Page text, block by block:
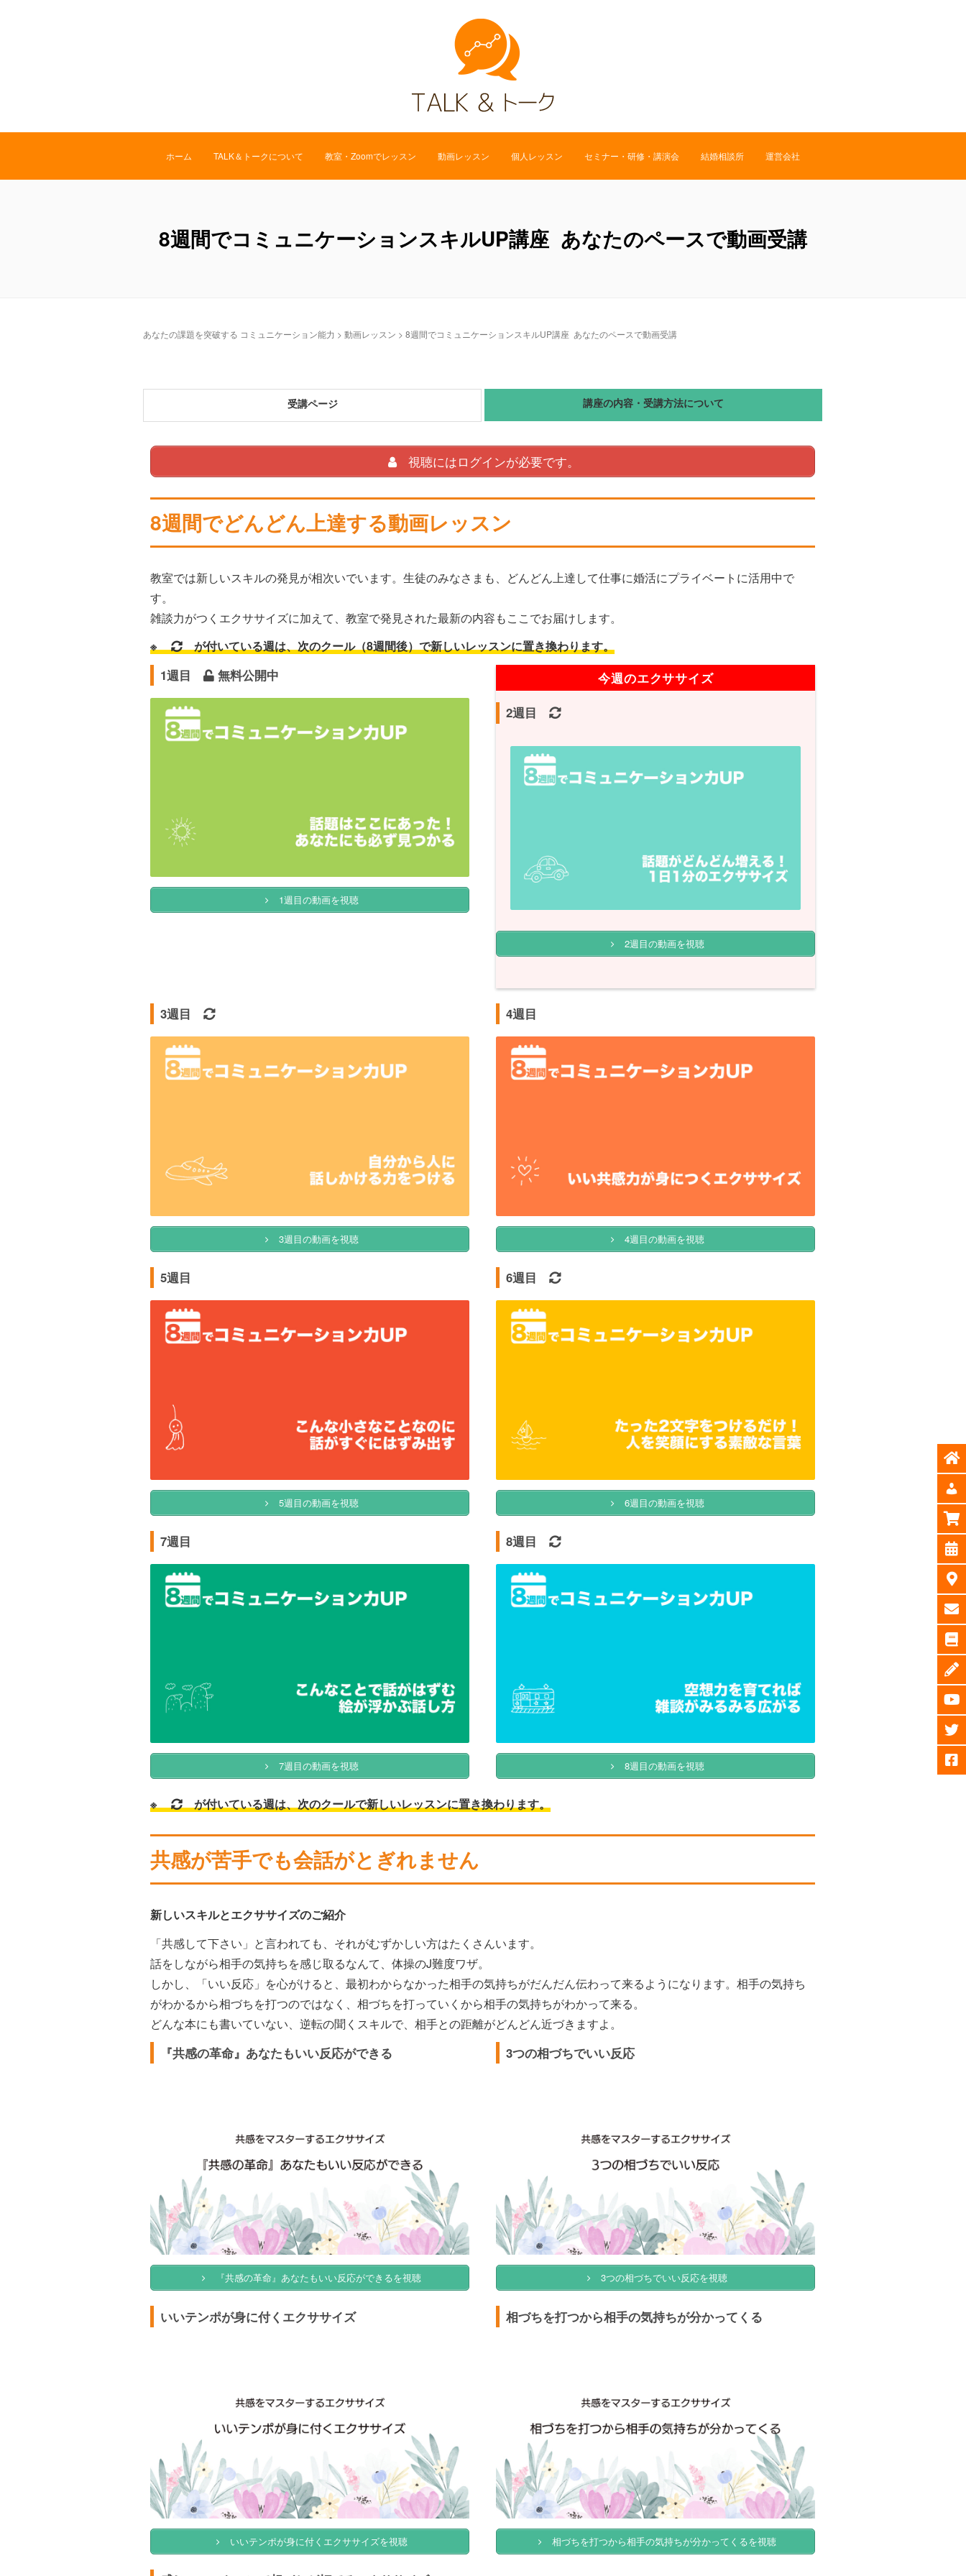
ホーム TALK＆トークについて 教室・Zoomでレッスン 動画レッスン 個人レッスン セミナー・研修・講演会 結婚相談所 運営会社
8週間でコミュニケーションスキルUP講座 あなたのペースで動画受講
あなたの課題を突破する コミュニケーション能力 >動画レッスン >8週間でコミュニケーションスキルUP講座 あなたのペースで動画受講
受講ページ 講座の内容・受講方法について
視聴にはログインが必要です。
8週間でどんどん上達する動画レッスン
教室では新しいスキルの発見が相次いでいます。生徒のみなさまも、どんどん上達して仕事に婚活にプライベートに活用中で
す。
雑談力がつくエクササイズに加えて、教室で発見された最新の内容もここでお届けします。
※
が付いている週は、次のクール（8週間後）で新しいレッスンに置き換わります。
1週目 無料公開中
1週目の動画を視聴
今週のエクササイズ
2週目
2週目の動画を視聴
3週目
3週目の動画を視聴
4週目
4週目の動画を視聴
5週目
5週目の動画を視聴
6週目
6週目の動画を視聴
7週目
7週目の動画を視聴
8週目
8週目の動画を視聴
※ が付いている週は、次のクールで新しいレッスンに置き換わります。
共感が苦手でも会話がとぎれません
新しいスキルとエクササイズのご紹介
「共感して下さい」と言われても、それがむずかしい方はたくさんいます。
話をしながら相手の気持ちを感じ取るなんて、体操のJ難度ワザ。
しかし、「いい反応」を心がけると、最初わからなかった相手の気持ちがだんだん伝わって来るようになります。相手の気持ち
がわかるから相づちを打つのではなく、相づちを打っていくから相手の気持ちがわかって来る。
どんな本にも書いていない、逆転の聞くスキルで、相手との距離がどんどん近づきますよ。
『共感の革命』あなたもいい反応ができる
『共感の革命』あなたもいい反応ができるを視聴
3つの相づちでいい反応
3つの相づちでいい反応を視聴
いいテンポが身に付くエクササイズ
いいテンポが身に付くエクササイズを視聴
相づちを打つから相手の気持ちが分かってくる
相づちを打つから相手の気持ちが分かってくるを視聴